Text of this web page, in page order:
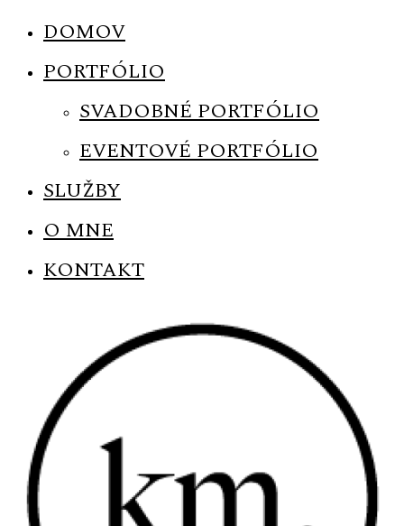
DOMOV
PORTFÓLIO
SVADOBNÉ PORTFÓLIO
EVENTOVÉ PORTFÓLIO
SLUŽBY
O MNE
KONTAKT